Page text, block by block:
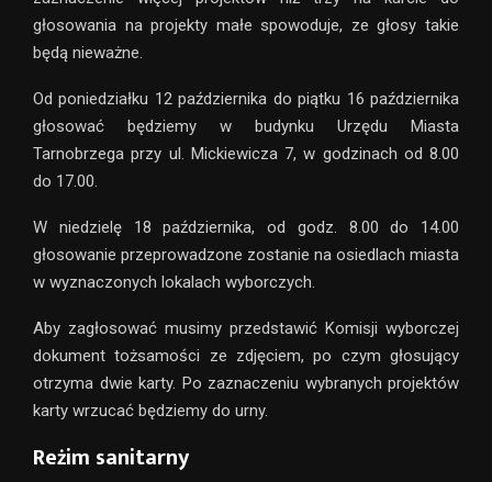
głosowania na projekty małe spowoduje, ze głosy takie
będą nieważne.
Od poniedziałku 12 października do piątku 16 października
głosować będziemy w budynku Urzędu Miasta
Tarnobrzega przy ul. Mickiewicza 7, w godzinach od 8.00
do 17.00.
W niedzielę 18 października, od godz. 8.00 do 14.00
głosowanie przeprowadzone zostanie na osiedlach miasta
w wyznaczonych lokalach wyborczych.
Aby zagłosować musimy przedstawić Komisji wyborczej
dokument tożsamości ze zdjęciem, po czym głosujący
otrzyma dwie karty. Po zaznaczeniu wybranych projektów
karty wrzucać będziemy do urny.
Reżim sanitarny